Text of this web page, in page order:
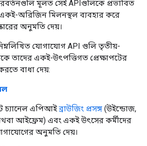
মূলত সেই APIগুলিকে প্রভাবিত
একই-অরিজিন মিলনস্থল ব্যবহার করে
অনুমতি দেয়।
যোগাযোগ API গুলি তৃতীয়-
তাদের একই-উৎপত্তিগত প্রেক্ষাপটের
বাধা দেয়:
চ্যানেল এপিআইব্রাউজিং প্রসঙ্গ (উইন্ডোজ,
আইফ্রেম) এবং একই উৎসের কর্মীদের
অনুমতি দেয়।